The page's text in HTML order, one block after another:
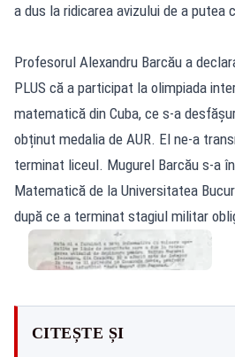
a dus la ridicarea avizului de a putea
Profesorul Alexandru Barcău a
PLUS că a participat la olimpiada
matematică din Cuba, ce s-a
obținut medalia de AUR. El ne-a
terminat liceul. Mugurel Barcău s-a
Matematică de la Universitatea
după ce a terminat stagiul militar
CITEȘTE ȘI